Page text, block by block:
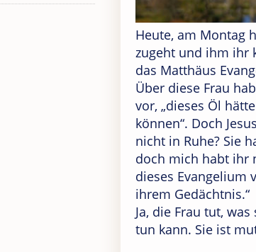
Heute, am Montag
zugeht und ihm ihr
das Matthäus
Über diese Frau
vor, „dieses Öl
können“. Doch
nicht in Ruhe? Sie
doch mich habt ihr
dieses Evangelium
ihrem Gedächtnis.“
Ja, die Frau tut,
tun kann. Sie ist